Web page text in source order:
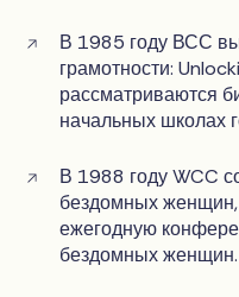
В 1985 году ВСС
грамотности:
рассматриваются
начальных школах
В 1988 году WCC
бездомных женщин,
ежегодную
бездомных женщин.